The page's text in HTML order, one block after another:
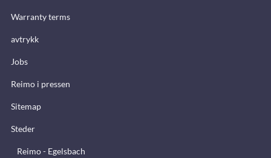
Warranty terms
avtrykk
Jobs
Reimo i pressen
Sitemap
Steder
Reimo - Egelsbach